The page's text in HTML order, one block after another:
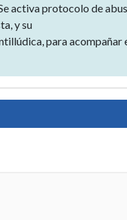
activa protocolo de
y su
para acompañar